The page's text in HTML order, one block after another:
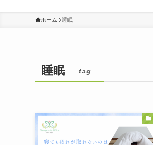
ホーム 睡眠
睡眠 – tag –